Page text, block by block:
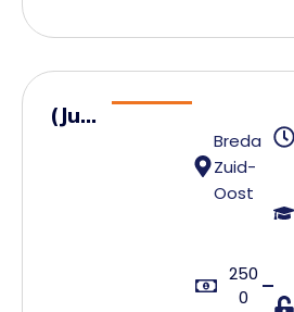
(Juni
Breda
Zuid-
Oost
250
0